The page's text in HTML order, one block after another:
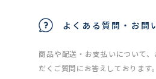
よくある質問・お問
商品や配送・お支払いについて
だくご質問にお答えしております。